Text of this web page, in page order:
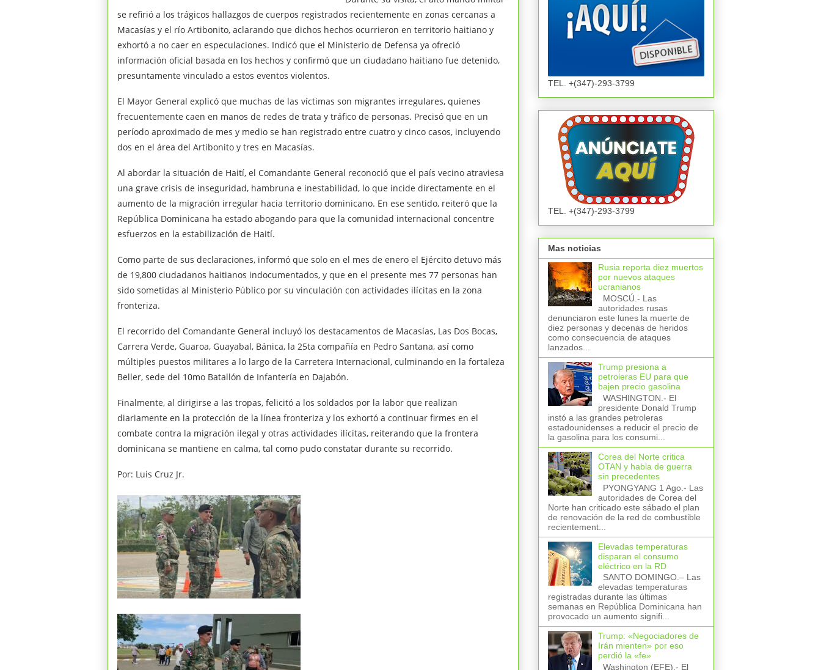
se refirió a los trágicos hallazgos de cuerpos registrados recientemente en zonas cercanas a
Macasías y el río Artibonito, aclarando que dichos hechos ocurrieron en territorio haitiano y
exhortó a no caer en especulaciones. Indicó que el Ministerio de Defensa ya ofreció
información oficial basada en los hechos y confirmó que un ciudadano haitiano fue detenido,
presuntamente vinculado a estos eventos violentos.
El Mayor General explicó que muchas de las víctimas son migrantes irregulares, quienes
frecuentemente caen en manos de redes de trata y tráfico de personas. Precisó que en un
período aproximado de mes y medio se han registrado entre cuatro y cinco casos, incluyendo
dos en el área del Artibonito y tres en Macasías.
Al abordar la situación de Haití, el Comandante General reconoció que el país vecino atraviesa
una grave crisis de inseguridad, hambruna e inestabilidad, lo que incide directamente en el
aumento de la migración irregular hacia territorio dominicano. En ese sentido, reiteró que la
República Dominicana ha estado abogando para que la comunidad internacional concentre
esfuerzos en la estabilización de Haití.
Como parte de sus declaraciones, informó que solo en el mes de enero el Ejército detuvo más
de 19,800 ciudadanos haitianos indocumentados, y que en el presente mes 77 personas han
sido sometidas al Ministerio Público por su vinculación con actividades ilícitas en la zona
fronteriza.
El recorrido del Comandante General incluyó los destacamentos de Macasías, Las Dos Bocas,
Carrera Verde, Guaroa, Guayabal, Bánica, la 25ta compañía en Pedro Santana, así como
múltiples puestos militares a lo largo de la Carretera Internacional, culminando en la fortaleza
Beller, sede del 10mo Batallón de Infantería en Dajabón.
Finalmente, al dirigirse a las tropas, felicitó a los soldados por la labor que realizan
diariamente en la protección de la línea fronteriza y los exhortó a continuar firmes en el
combate contra la migración ilegal y otras actividades ilícitas, reiterando que la frontera
dominicana se mantiene en calma, tal como pudo constatar durante su recorrido.
Por: Luis Cruz Jr.
TEL. +(347)-293-3799
TEL. +(347)-293-3799
Mas noticias
Rusia reporta diez muertos
por nuevos ataques
ucranianos
MOSCÚ.- Las
autoridades rusas
denunciaron este lunes la muerte de
diez personas y decenas de heridos
como consecuencia de ataques
lanzados...
Trump presiona a
petroleras EU para que
bajen precio gasolina
WASHINGTON.- El
presidente Donald Trump
instó a las grandes petroleras
estadounidenses a reducir el precio de
la gasolina para los consumi...
Corea del Norte critica
OTAN y habla de guerra
sin precedentes
PYONGYANG 1 Ago.- Las
autoridades de Corea del
Norte han criticado este sábado el plan
de renovación de la red de combustible
recientement...
Elevadas temperaturas
disparan el consumo
eléctrico en la RD
SANTO DOMINGO.– Las
elevadas temperaturas
registradas durante las últimas
semanas en República Dominicana han
provocado un aumento signifi...
Trump: «Negociadores de
Irán mienten» por eso
perdió la «fe»
Washington (EFE).- El